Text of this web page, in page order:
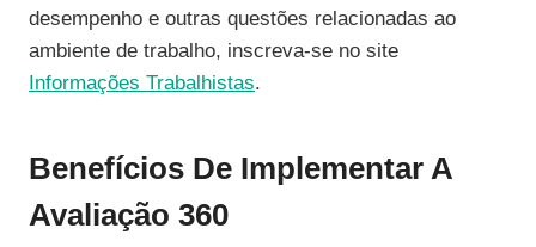
desempenho e outras questões relacionadas ao
ambiente de trabalho, inscreva-se no site
Informações Trabalhistas.
Benefícios De Implementar A
Avaliação 360